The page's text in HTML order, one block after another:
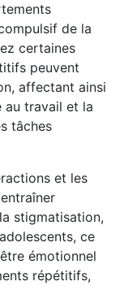
de la
certaines
peuvent
affectant ainsi
au travail et la
tâches
et les
stigmatisation,
ce
émotionnel
répétitifs,